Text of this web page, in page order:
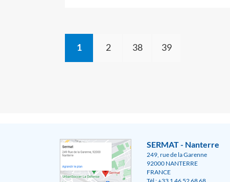
1 2 38 39
SERMAT - Nanterre
249, rue de la Garenne
92000 NANTERRE
FRANCE